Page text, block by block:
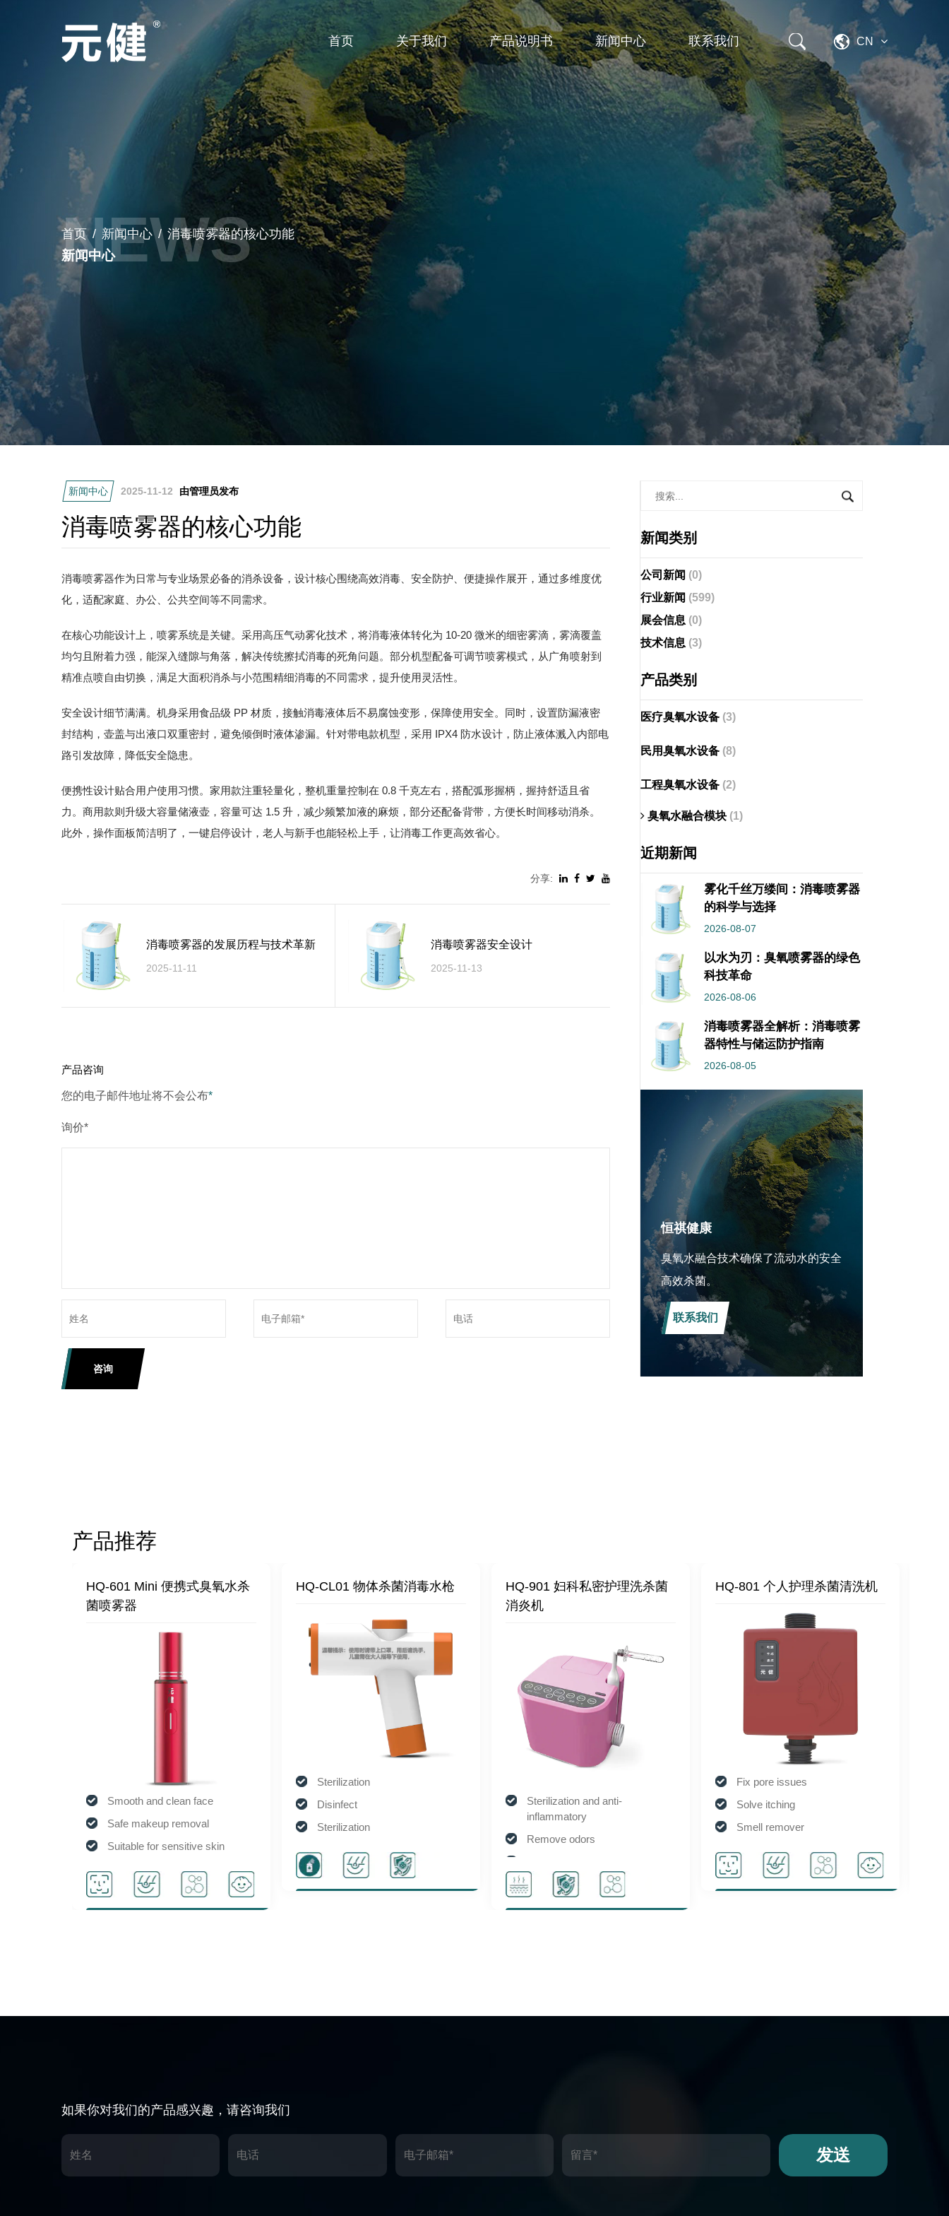
首页 关于我们 产品说明书 新闻中心 联系我们 CN
首页/ 新闻中心 / 消毒喷雾器的核心功能
新闻中心
新闻类别
公司新闻 (0)
行业新闻 (599)
展会信息 (0)
技术信息 (3)
产品类别
医疗臭氧水设备 (3)
民用臭氧水设备 (8)
工程臭氧水设备 (2)
臭氧水融合模块 (1)
近期新闻
雾化千丝万缕间：消毒喷雾器
的科学与选择
2026-08-07
以水为刃：臭氧喷雾器的绿色
科技革命
2026-08-06
消毒喷雾器全解析：消毒喷雾
器特性与储运防护指南
2026-08-05
恒祺健康
臭氧水融合技术确保了流动水的安全
高效杀菌。
联系我们
新闻中心 2025-11-12 由管理员发布
消毒喷雾器的核心功能
消毒喷雾器作为日常与专业场景必备的消杀设备，设计核心围绕高效消毒、安全防护、便捷操作展开，通过多维度优
化，适配家庭、办公、公共空间等不同需求。
在核心功能设计上，喷雾系统是关键。采用高压气动雾化技术，将消毒液体转化为 10-20 微米的细密雾滴，雾滴覆盖
均匀且附着力强，能深入缝隙与角落，解决传统擦拭消毒的死角问题。部分机型配备可调节喷雾模式，从广角喷射到
精准点喷自由切换，满足大面积消杀与小范围精细消毒的不同需求，提升使用灵活性。
安全设计细节满满。机身采用食品级 PP 材质，接触消毒液体后不易腐蚀变形，保障使用安全。同时，设置防漏液密
封结构，壶盖与出液口双重密封，避免倾倒时液体渗漏。针对带电款机型，采用 IPX4 防水设计，防止液体溅入内部电
路引发故障，降低安全隐患。
便携性设计贴合用户使用习惯。家用款注重轻量化，整机重量控制在 0.8 千克左右，搭配弧形握柄，握持舒适且省
力。商用款则升级大容量储液壶，容量可达 1.5 升，减少频繁加液的麻烦，部分还配备背带，方便长时间移动消杀。
此外，操作面板简洁明了，一键启停设计，老人与新手也能轻松上手，让消毒工作更高效省心。
分享:
消毒喷雾器的发展历程与技术革新
2025-11-11
消毒喷雾器安全设计
2025-11-13
产品咨询
您的电子邮件地址将不会公布*
询价*
咨询
产品推荐
HQ-601 Mini 便携式臭氧水杀
菌喷雾器
Smooth and clean face
Safe makeup removal
Suitable for sensitive skin
Activate cell activity
HQ-CL01 物体杀菌消毒水枪
Sterilization
Disinfect
Sterilization
Disinfect
HQ-901 妇科私密护理洗杀菌
消炎机
Sterilization and anti-
inflammatory
Remove odors
Solve itching
HQ-801 个人护理杀菌清洗机
Fix pore issues
Solve itching
Smell remover
Degreasing
Pale yellow gas
Acne care
如果你对我们的产品感兴趣，请咨询我们
发送